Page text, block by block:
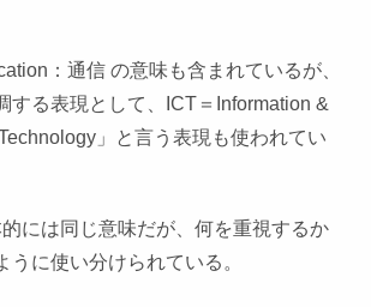
：通信 の意味も含まれているが、
する表現として、ICT＝Information &
」と言う表現も使われてい
には同じ意味だが、何を重視するか
うに使い分けられている。